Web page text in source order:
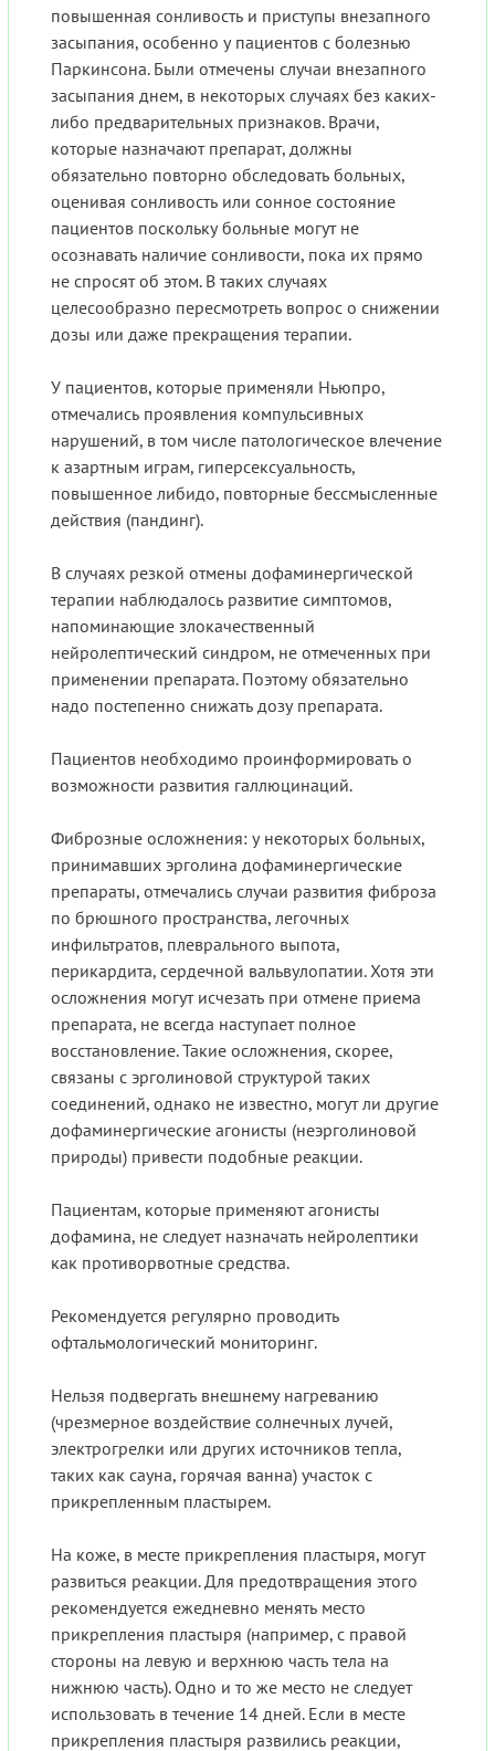
повышенная сонливость и приступы внезапного
засыпания, особенно у пациентов с болезнью
Паркинсона. Были отмечены случаи внезапного
засыпания днем, в некоторых случаях без каких-
либо предварительных признаков. Врачи,
которые назначают препарат, должны
обязательно повторно обследовать больных,
оценивая сонливость или сонное состояние
пациентов поскольку больные могут не
осознавать наличие сонливости, пока их прямо
не спросят об этом. В таких случаях
целесообразно пересмотреть вопрос о снижении
дозы или даже прекращения терапии.
У пациентов, которые применяли Ньюпро,
отмечались проявления компульсивных
нарушений, в том числе патологическое влечение
к азартным играм, гиперсексуальность,
повышенное либидо, повторные бессмысленные
действия (пандинг).
В случаях резкой отмены дофаминергической
терапии наблюдалось развитие симптомов,
напоминающие злокачественный
нейролептический синдром, не отмеченных при
применении препарата. Поэтому обязательно
надо постепенно снижать дозу препарата.
Пациентов необходимо проинформировать о
возможности развития галлюцинаций.
Фиброзные осложнения: у некоторых больных,
принимавших эрголина дофаминергические
препараты, отмечались случаи развития фиброза
по брюшного пространства, легочных
инфильтратов, плеврального выпота,
перикардита, сердечной вальвулопатии. Хотя эти
осложнения могут исчезать при отмене приема
препарата, не всегда наступает полное
восстановление. Такие осложнения, скорее,
связаны с эрголиновой структурой таких
соединений, однако не известно, могут ли другие
дофаминергические агонисты (неэрголиновой
природы) привести подобные реакции.
Пациентам, которые применяют агонисты
дофамина, не следует назначать нейролептики
как противорвотные средства.
Рекомендуется регулярно проводить
офтальмологический мониторинг.
Нельзя подвергать внешнему нагреванию
(чрезмерное воздействие солнечных лучей,
электрогрелки или других источников тепла,
таких как сауна, горячая ванна) участок с
прикрепленным пластырем.
На коже, в месте прикрепления пластыря, могут
развиться реакции. Для предотвращения этого
рекомендуется ежедневно менять место
прикрепления пластыря (например, с правой
стороны на левую и верхнюю часть тела на
нижнюю часть). Одно и то же место не следует
использовать в течение 14 дней. Если в месте
прикрепления пластыря развились реакции,